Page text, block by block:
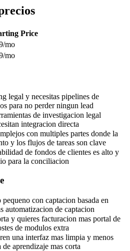
Price
/mo
/mo
legal y necesitas pipelines de
para no perder ningun lead
de investigacion legal
integracion directa
con multiples partes donde la
y los flujos de tareas son clave
de fondos de clientes es alto y
para la conciliacion
con captacion basada en
automatizacion de captacion
y quieres facturacion mas portal de
de modulos extra
una interfaz mas limpia y menos
aprendizaje mas corta